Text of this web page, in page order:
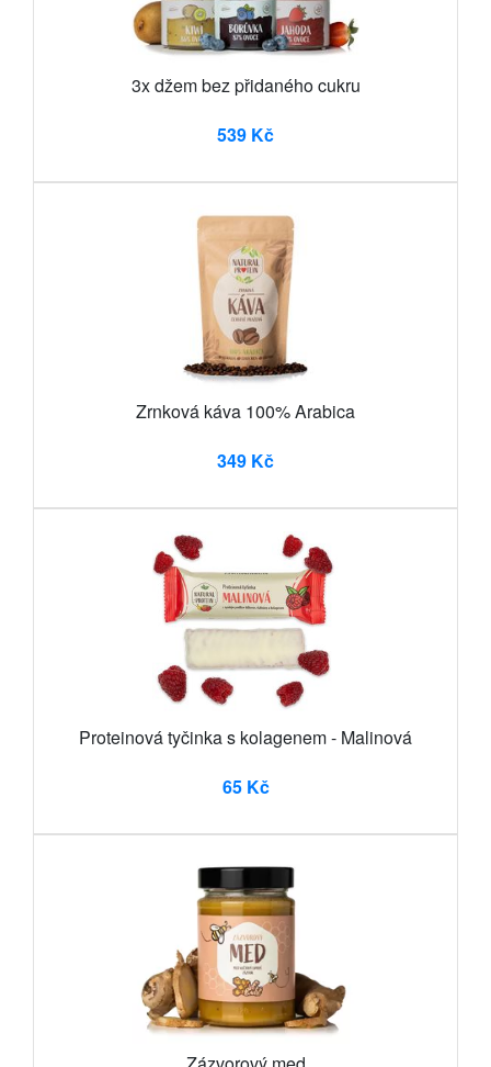
3x džem bez přidaného cukru
539 Kč
Zrnková káva 100% Arabica
349 Kč
Proteinová tyčinka s kolagenem - Malinová
65 Kč